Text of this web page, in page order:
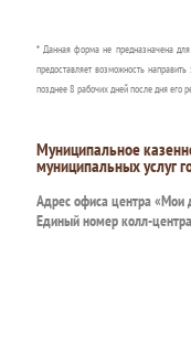
* Данная форма не предназначена
предоставляет возможность
позднее 8 рабочих дней после дня его
Муниципальное
муниципальных услуг
Адрес офиса центра «Мои
Единый номер колл-